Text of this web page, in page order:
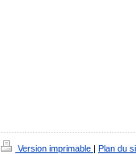
Version imprimable | Plan du